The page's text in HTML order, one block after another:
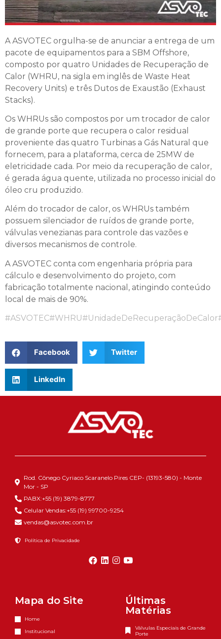
A ASVOTEC orgulha-se de anunciar a entrega de um
pacote de equipamentos para a SBM Offshore,
composto por quatro Unidades de Recuperação de
Calor (WHRU, na sigla em inglês de Waste Heat
Recovery Units) e três Dutos de Exaustão (Exhaust
Stacks).
Os WHRUs são compostos por um trocador de calor
de grande porte que recupera o calor residual
proveniente das quatro Turbinas a Gás Natural que
fornecem, para a plataforma, cerca de 25MW de
eletricidade cada. Por meio da recuperação de calor,
é gerada água quente, utilizada no processo inicial do
óleo cru produzido.
Além do trocador de calor, os WHRUs também
possuem silenciador de ruídos de grande porte,
válvulas venezianas para controle das vazões e
diversos mecanismos de controle.
A ASVOTEC conta com engenharia própria para
cálculo e desenvolvimento do projeto, com
fabricação totalmente nacional, atingindo conteúdo
local de mais de 90%.
#ASVOTEC#WHRU#UnidadeDeRecuperaçãoDeCalor
Facebook Twitter
LinkedIn
Rod. Cônego Cyriaco Scaranelo Pires CEP- (13193-580) - Monte
Mor - SP
PABX:+55 (19) 3879-8777
Celular Vendas:+55 (19) 99700-9254
vendas@asvotec.com.br
Política de Privacidade
Mapa do Site
Home
Institucional
Últimas
Matérias
Válvulas Especiais de Grande
Porte